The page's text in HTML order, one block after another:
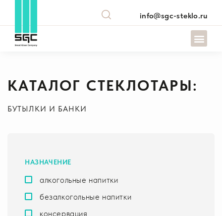
info@sgc-steklo.ru
КАТАЛОГ СТЕКЛОТАРЫ:
БУТЫЛКИ И БАНКИ
НАЗНАЧЕНИЕ
алкогольные напитки
безалкогольные напитки
консервация